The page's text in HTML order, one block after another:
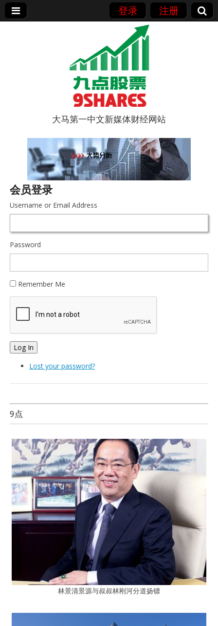
登录 注册
9点股票
大马第一中文新媒体财经网站
会员登录
Username or Email Address
Password
Remember Me
Log In
Lost your password?
9点
林景清景源与叔叔林刚河分道扬镖